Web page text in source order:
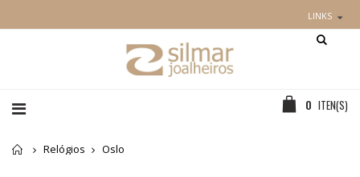
LINKS
0 ITEN(S)
Home
Relógios Oslo